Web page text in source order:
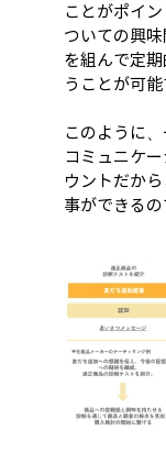
ことがポイ
ついての興
を組んで定
うことが可能
このように
コミュニケ
ウントだか
事ができるの